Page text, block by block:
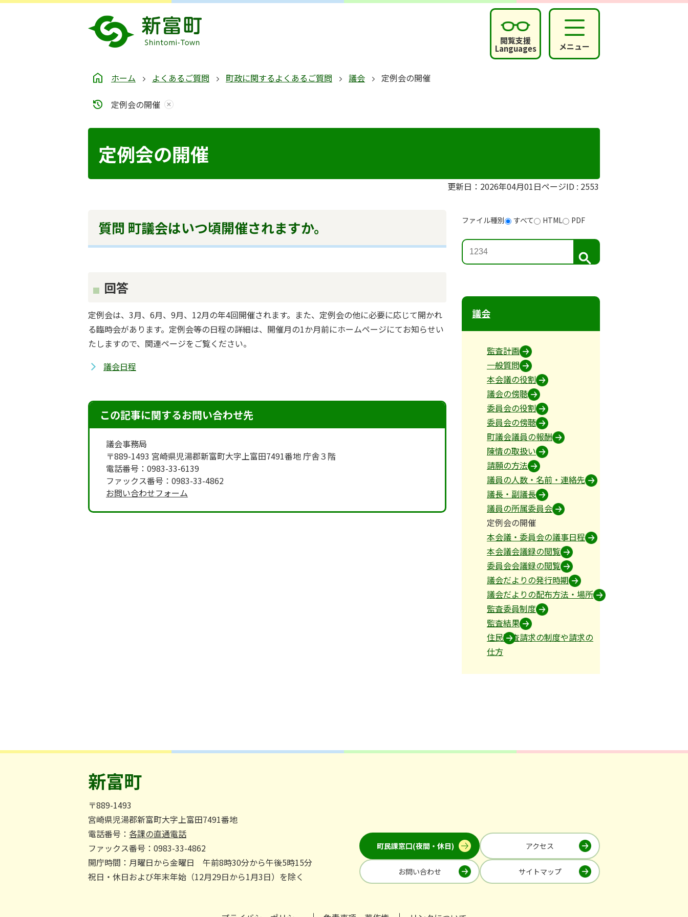
閲覧支援
Languages メニュー
ホーム よくあるご質問 町政に関するよくあるご質問 議会 定例会の開催
定例会の開催
定例会の開催
更新日：2026年04月01日ページID : 2553
質問 町議会はいつ頃開催されますか。
回答
定例会は、3月、6月、9月、12月の年4回開催されます。また、定例会の他に必要に応じて開かれ
る臨時会があります。定例会等の日程の詳細は、開催月の1か月前にホームページにてお知らせい
たしますので、関連ページをご覧ください。
議会日程
この記事に関するお問い合わせ先
議会事務局
〒889-1493 宮崎県児湯郡新富町大字上富田7491番地 庁舎３階
電話番号：0983-33-6139
ファックス番号：0983-33-4862
お問い合わせフォーム
ファイル種別 すべて HTML PDF
検
索
議会
監査計画
一般質問
本会議の役割
議会の傍聴
委員会の役割
委員会の傍聴
町議会議員の報酬
陳情の取扱い
請願の方法
議員の人数・名前・連絡先
議長・副議長
議員の所属委員会
定例会の開催
本会議・委員会の議事日程
本会議会議録の閲覧
委員会会議録の閲覧
議会だよりの発行時期
議会だよりの配布方法・場所
監査委員制度
監査結果
住民監査請求の制度や請求の
仕方
新富町
〒889-1493
宮崎県児湯郡新富町大字上富田7491番地
電話番号： 各課の直通電話
ファックス番号：0983-33-4862
開庁時間：月曜日から金曜日 午前8時30分から午後5時15分
祝日・休日および年末年始（12月29日から1月3日）を除く
町民課窓口(夜間・休日) アクセス
お問い合わせ サイトマップ